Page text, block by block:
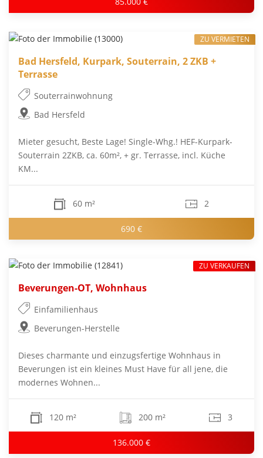
Bad Hersfeld, Kurpark, Souterrain, 2 ZKB +
Terrasse
Souterrainwohnung
Bad Hersfeld
Mieter gesucht, Beste Lage! Single-Whg.! HEF-Kurpark-
Souterrain 2ZKB, ca. 60m², + gr. Terrasse, incl. Küche
KM...
60 m² 2
690 €
ZU VERMIETEN
Beverungen-OT, Wohnhaus
Einfamilienhaus
Beverungen-Herstelle
Dieses charmante und einzugsfertige Wohnhaus in
Beverungen ist ein kleines Must Have für all jene, die
modernes Wohnen...
120 m² 200 m² 3
136.000 €
ZU VERKAUFEN